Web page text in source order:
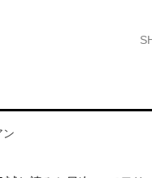
ン